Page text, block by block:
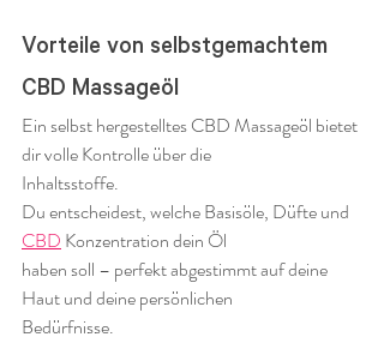
Vorteile von selbstgemachtem
CBD Massageöl
Ein selbst hergestelltes CBD Massageöl bietet
dir volle Kontrolle über die
Inhaltsstoffe.
Du entscheidest, welche Basisöle, Düfte und
CBD Konzentration dein Öl
haben soll – perfekt abgestimmt auf deine
Haut und deine persönlichen
Bedürfnisse.